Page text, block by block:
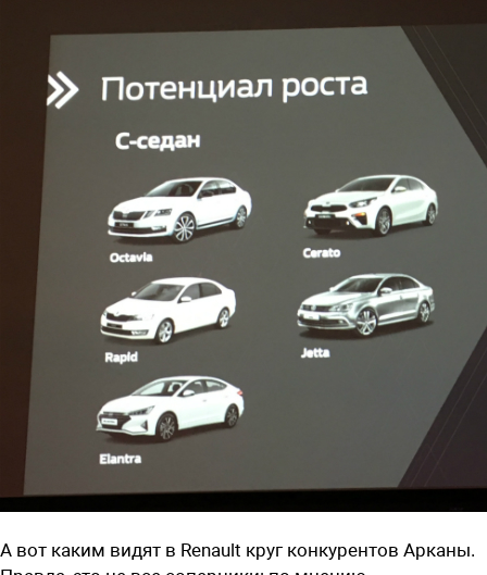
А вот каким видят в Renault круг конкурентов Арканы.